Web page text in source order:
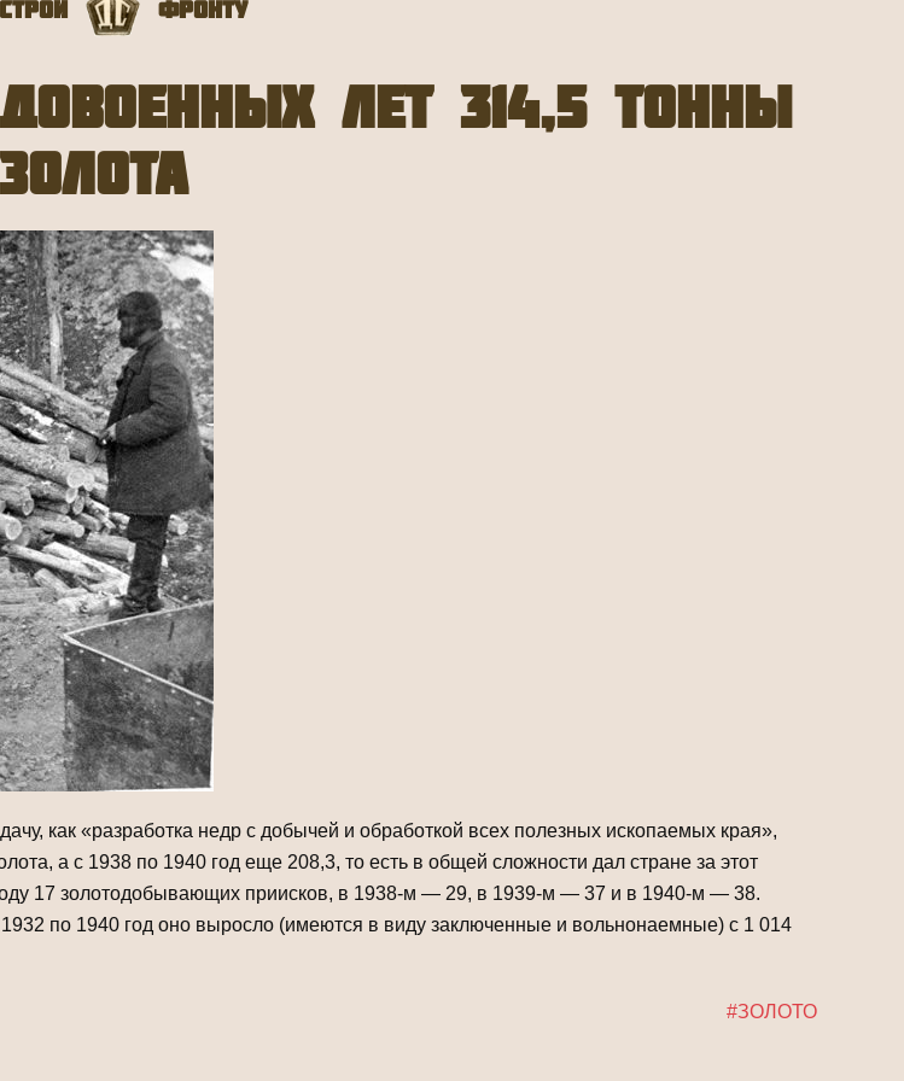
Фронту
лет 314,5 тонны
золота
как «разработка недр с добычей и обработкой всех полезных иско­паемых края»,
а с 1938 по 1940 год еще 208,3, то есть в общей сложности дал стране за этот
17 золотодобывающих приисков, в 1938-м — 29, в 1939-м — 37 и в 1940-м — 38.
1932 по 1940 год оно выросло (имеются в виду заключенные и вольнонаемные) с 1 014
#ЗОЛОТО